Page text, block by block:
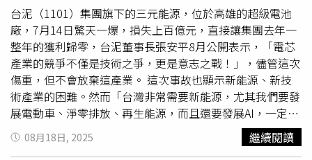
台泥（1101）集團旗下的三元能源，位於高雄的超級電池
廠，7月14日驚天一爆，損失上百億元，直接讓集團去年一
整年的獲利歸零，台泥董事長張安平8月公開表示，「電芯
產業的競爭不僅是技術之爭，更是意志之戰！」，儘管這次
傷重，但不會放棄這產業。 這次事故也顯示新能源、新技
術產業的困難。然而「台灣非常需要新能源，尤其我們要發
展電動車、淨零排放、再生能源，而且還要發展AI，一定要
有電。」在白色、巨大的風力發電葉片有力地旋轉下，台塑
新智能董事長王瑞瑜堅定地跟CTWANT記者說。 這裡是位
08月18日, 2025 繼續閱讀